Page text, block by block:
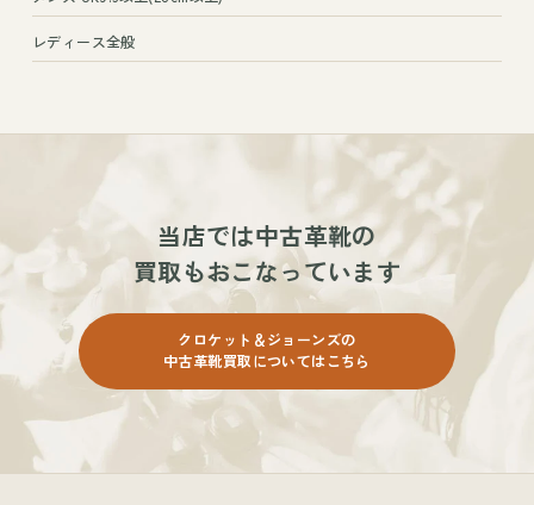
レディース全般
当店では中古革靴の
買取もおこなっています
クロケット＆ジョーンズの
中古革靴買取についてはこちら